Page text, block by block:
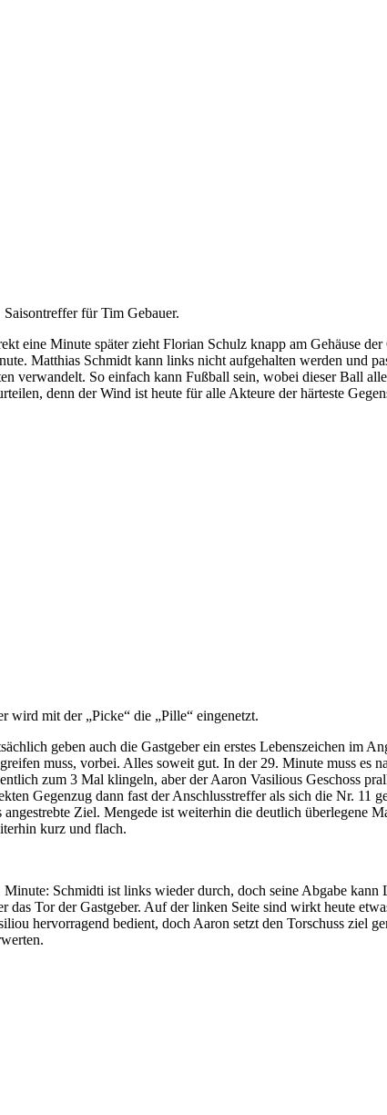
Saisontreffer für Tim Gebauer.
eine Minute später zieht Florian Schulz knapp am Gehäuse
Matthias Schmidt kann links nicht aufgehalten werden und
verwandelt. So einfach kann Fußball sein, wobei dieser Ball
denn der Wind ist heute für alle Akteure der härteste
wird mit der „Picke“ die „Pille“ eingenetzt.
geben auch die Gastgeber ein erstes Lebenszeichen im
muss, vorbei. Alles soweit gut. In der 29. Minute muss es
zum 3 Mal klingeln, aber der Aaron Vasilious Geschoss
Gegenzug dann fast der Anschlusstreffer als sich die Nr. 11
angestrebte Ziel. Mengede ist weiterhin die deutlich überlegene
kurz und flach.
Minute: Schmidti ist links wieder durch, doch seine Abgabe
das Tor der Gastgeber. Auf der linken Seite sind wirkt heute
hervorragend bedient, doch Aaron setzt den Torschuss ziel